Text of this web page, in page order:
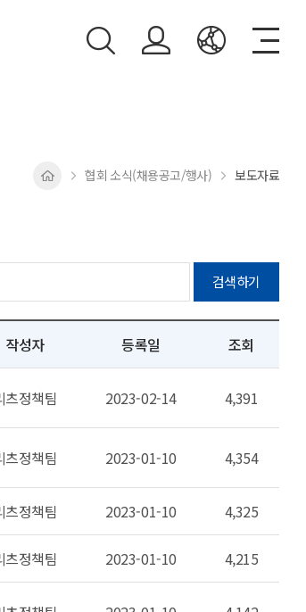
협회 소식(채용공고/행사) 보도자료
검색하기
작성자 등록일 조회
츠정책팀 2023-02-14 4,391
츠정책팀 2023-01-10 4,354
츠정책팀 2023-01-10 4,325
츠정책팀 2023-01-10 4,215